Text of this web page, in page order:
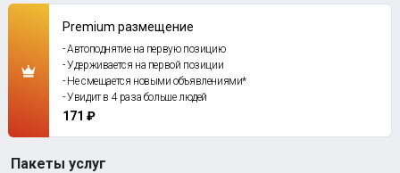
Premium размещение
- Автоподнятие на первую позицию
- Удерживается на первой позиции
- Не смещается новыми объявлениями*
- Увидит в 4 раза больше людей
171 ₽
Пакеты услуг